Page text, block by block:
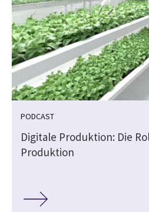
PODCAST
Digitale Produktion: Die
Produktion